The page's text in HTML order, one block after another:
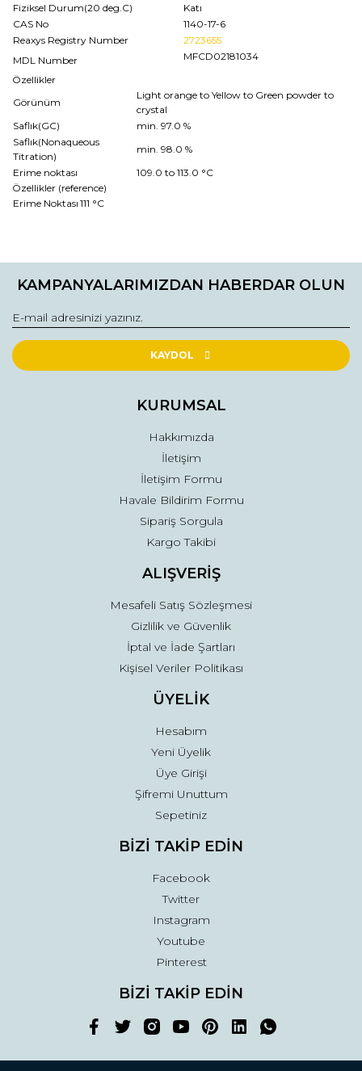
Fiziksel Durum(20 deg.C)
Katı
CAS No
1140-17-6
Reaxys Registry Number
2723655
MDL Number
MFCD02181034
Özellikler
Görünüm
Light orange to Yellow to Green powder to
crystal
Saflık(GC)
min. 97.0 %
Saflık(Nonaqueous
Titration)
min. 98.0 %
Erime noktası
109.0 to 113.0 °C
Özellikler (reference)
Erime Noktası 111 °C
konularda yetersiz gördüğünüz noktaları öneri formunu
Görüş ve önerileriniz için teşekkür ederiz.
Ürün resmi kalitesiz, bozuk veya görüntülenemiyor.
Ürün açıklamasında eksik bilgiler bulunuyor.
Ürün fiyatı diğer sitelerden daha pahalı.
Gönder
KAMPANYALARIMIZDAN HABERDAR OLUN
KAYDOL
KURUMSAL
Hakkımızda
İletişim
İletişim Formu
Havale Bildirim Formu
Sipariş Sorgula
Kargo Takibi
ALIŞVERİŞ
Mesafeli Satış Sözleşmesi
Gizlilik ve Güvenlik
İptal ve İade Şartları
Kişisel Veriler Politikası
ÜYELİK
Hesabım
Yeni Üyelik
Üye Girişi
Şifremi Unuttum
Sepetiniz
BİZİ TAKİP EDİN
Facebook
Twitter
Instagram
Youtube
Pinterest
BİZİ TAKİP EDİN